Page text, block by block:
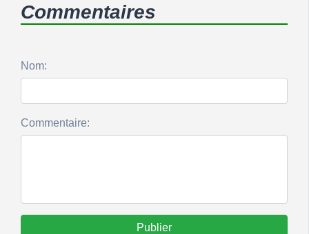
Commentaires
Nom:
Commentaire:
Publier